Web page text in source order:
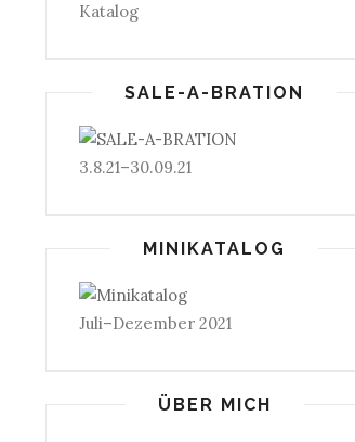
Katalog
SALE-A-BRATION
3.8.21–30.09.21
MINIKATALOG
Juli–Dezember 2021
ÜBER MICH